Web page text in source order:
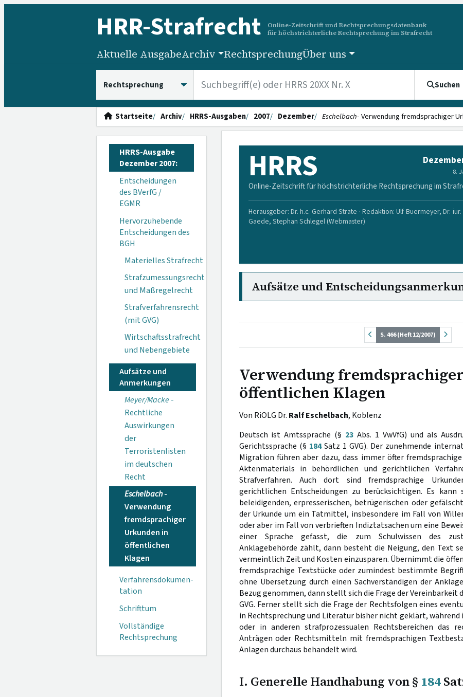
HRR-Strafrecht
Online-Zeitschrift und Rechtsprechungsdatenbank
für höchstrichterliche Rechtsprechung im Strafrecht
Aktuelle AusgabeArchiv RechtsprechungÜber uns
Suchen
Startseite Archiv HRRS-Ausgaben 2007 Dezember Eschelbach- Verwendung fremdsprachiger
HRRS-Ausgabe
Dezember 2007:
Entscheidungen
des BVerfG /
EGMR
Hervorzuhebende
Entscheidungen des
BGH
Materielles Strafrecht
Strafzumessungsrecht
und Maßregelrecht
Strafverfahrensrecht
(mit GVG)
Wirtschaftsstrafrecht
und Nebengebiete
Aufsätze und
Anmerkungen
Meyer/Macke-
Rechtliche
Auswirkungen
der
Terroristenlisten
im deutschen
Recht
Eschelbach-
Verwendung
fremdsprachiger
Urkunden in
öffentlichen
Klagen
Verfahrensdokumen­
tation
Schrifttum
Vollständige
Rechtsprechung
HRRS 8.
Online-Zeitschrift für höchstrichterliche Rechtsprechung im
Herausgeber: Dr. h.c. Gerhard Strate · Redaktion: Ulf Buermeyer, Dr. iur.
Gaede, Stephan Schlegel (Webmaster)
Aufsätze und
S. 466 (Heft 12/2007)
Verwendung
öffentlichen Klagen
Von RiOLG Dr. Ralf Eschelbach, Koblenz
Deutsch ist Amtssprache (§ 23 Abs. 1 VwVfG) und als
Gerichtssprache (§ 184Satz 1 GVG). Der zunehmende
Migration führen aber dazu, dass immer öfter
Aktenmaterials in behördlichen und gerichtlichen
Strafverfahren. Auch dort sind fremdsprachige
gerichtlichen Entscheidungen zu berücksichtigen. Es
beleidigenden, erpresserischen, betrügerischen oder
der Urkunde um ein Tatmittel, insbesondere im Fall von
oder aber im Fall von verbrieften Indiztatsachen um eine
einer Sprache gefasst, die zum Schulwissen des
Anklagebehörde zählt, dann besteht die Neigung, den Text
vermeintlich Zeit und Kosten einzusparen. Übernimmt die
fremdsprachige Textstücke oder zumindest bestimmte
ohne Übersetzung durch einen Sachverständigen der
Bezug genommen, dann stellt sich die Frage der Vereinbarkeit
GVG. Ferner stellt sich die Frage der Rechtsfolgen eines
in Rechtsprechung und Literatur bisher nicht geklärt, während
oder in anderen strafprozessualen Rechtsbereichen das
Anträgen oder Rechtsmitteln mit fremdsprachigen
Anlagen durchaus behandelt wird.
I. Generelle Handhabung von § 184